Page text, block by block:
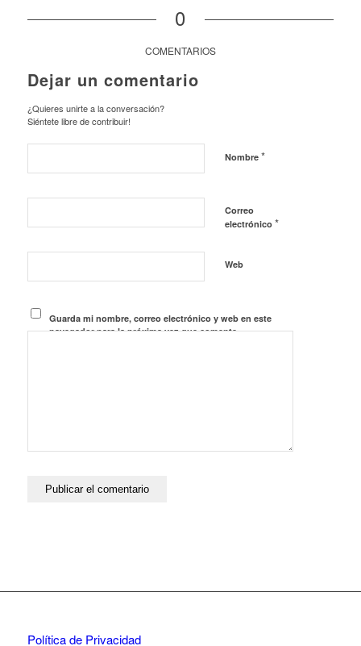
0
COMENTARIOS
Dejar un comentario
¿Quieres unirte a la conversación?
Siéntete libre de contribuir!
Nombre *
Correo
electrónico *
Web
Guarda mi nombre, correo electrónico y web en este
navegador para la próxima vez que comente.
Política de Privacidad